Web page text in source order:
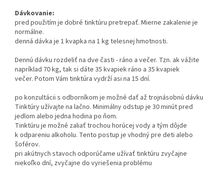
Dávkovanie:
pred použitím je dobré tinktúru pretrepať. Mierne zakalenie je
normálne.
denná dávka je 1 kvapka na 1 kg telesnej hmotnosti.
Dennú dávku rozdeliť na dve časti - ráno a večer. Tzn. ak vážite
napríklad 70 kg, tak si dáte 35 kvapiek ráno a 35 kvapiek
večer. Potom Vám tinktúra vydrží asi na 15 dní.
po konzultácii s odborníkom je možné dať až trojnásobnú dávku
Tinktúry užívajte na lačno. Minimálny odstup je 30 minút pred
jedlom alebo jedna hodina po ňom.
Tinktúru je možné zaliať trochou horúcej vody a tým dôjde
k odpareniu alkoholu. Tento postup je vhodný pre deti alebo
šoférov.
pri akútnych stavoch odporúčame užívať tinktúru zvyčajne
niekoľko dní, zvyčajne do vyriešenia problému